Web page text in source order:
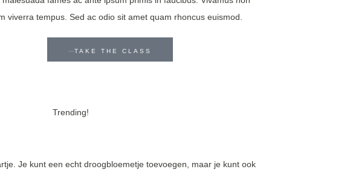
viverra tempus. Sed ac odio sit amet quam rhoncus euismod.
TAKE THE CLASS
Trending!
Je kunt een echt droogbloemetje toevoegen, maar je kunt ook